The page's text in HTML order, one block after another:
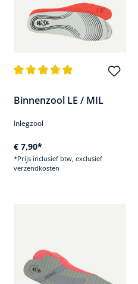
Binnenzool LE / MIL
Inlegzool
€ 7,90*
*Prijs inclusief btw, exclusief
verzendkosten